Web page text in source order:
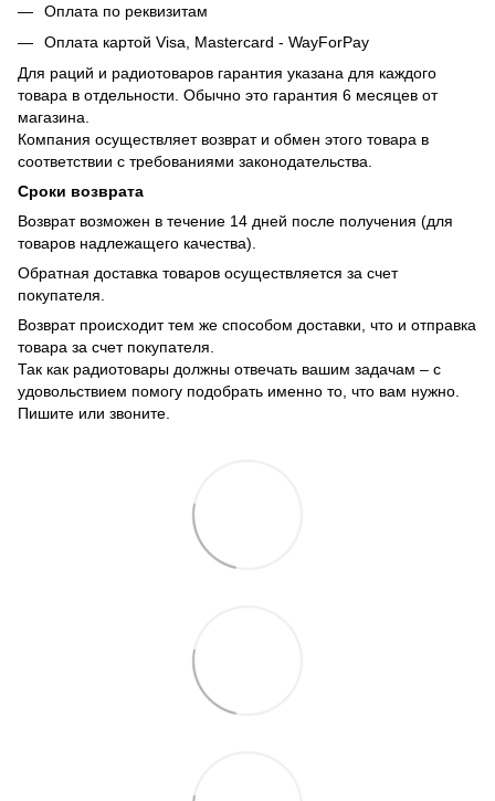
Оплата по реквизитам
Оплата картой Visa, Mastercard - WayForPay
Для раций и радиотоваров гарантия указана для каждого
товара в отдельности. Обычно это гарантия 6 месяцев от
магазина.
Компания осуществляет возврат и обмен этого товара в
соответствии с требованиями законодательства.
Сроки возврата
Возврат возможен в течение 14 дней после получения (для
товаров надлежащего качества).
Обратная доставка товаров осуществляется за счет
покупателя.
Возврат происходит тем же способом доставки, что и отправка
товара за счет покупателя.
Так как радиотовары должны отвечать вашим задачам – с
удовольствием помогу подобрать именно то, что вам нужно.
Пишите или звоните.